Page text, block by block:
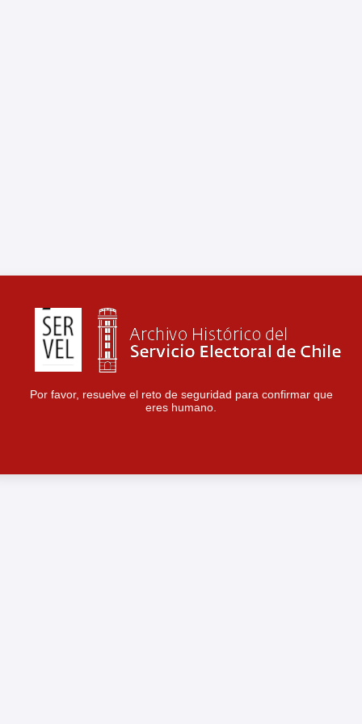
Por favor, resuelve el reto de seguridad para confirmar que
eres humano.